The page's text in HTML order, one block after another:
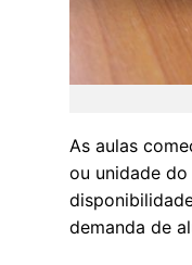
As aulas
ou unidade do
demanda de